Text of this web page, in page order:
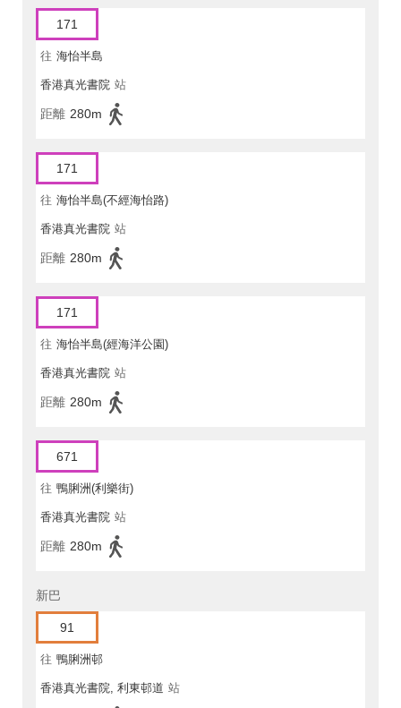
171
往 海怡半島
香港真光書院 站
距離 280m
171
往 海怡半島(不經海怡路)
香港真光書院 站
距離 280m
171
往 海怡半島(經海洋公園)
香港真光書院 站
距離 280m
671
往 鴨脷洲(利樂街)
香港真光書院 站
距離 280m
新巴
91
往 鴨脷洲邨
香港真光書院, 利東邨道 站